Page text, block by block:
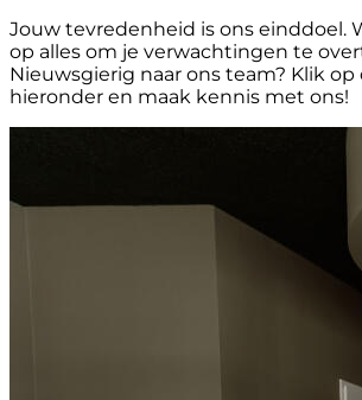
Jouw tevredenheid is ons einddoel.
op alles om je verwachtingen te
Nieuwsgierig naar ons team? Klik
hieronder en maak kennis met ons!